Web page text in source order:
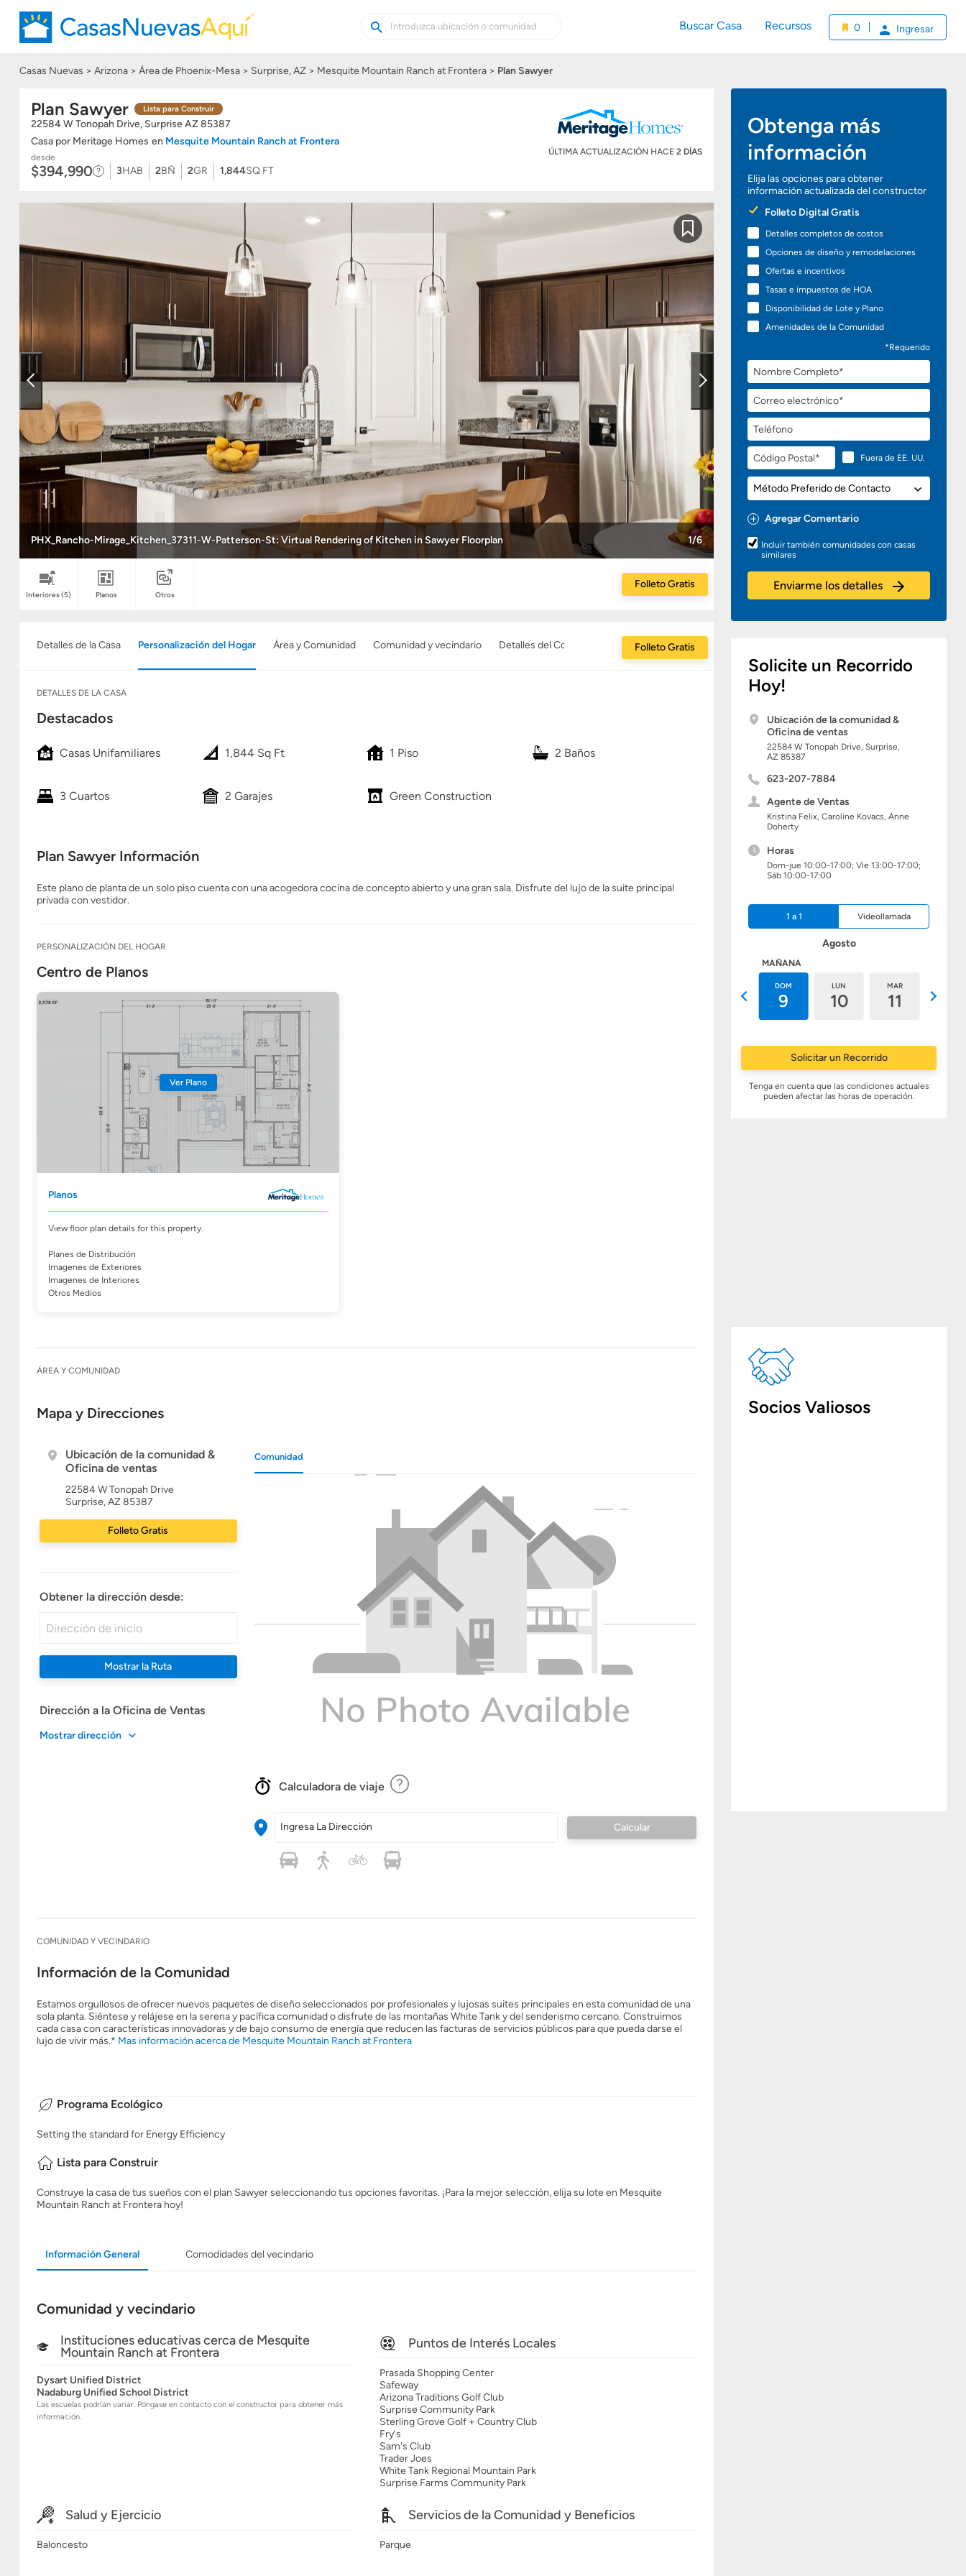
Buscar
casas
Buscar
Buscar Casa Recursos 0 Ingresar
Casas Nuevas Arizona Área de Phoenix-Mesa Surprise, AZ Mesquite Mountain Ranch at Frontera Plan Sawyer
Plan Sawyer Lista para Construir
22584 W Tonopah Drive, SurpriseAZ85387
Casa por Meritage Homes en Mesquite Mountain Ranch at Frontera
ÚLTIMA ACTUALIZACIÓN HACE 2 DÍAS
desde
$394,990 3HAB 2BÑ 2GR 1,844SQ FT
Obtenga más
información
Elija las opciones para obtener
información actualizada del constructor
Preferred
Options
Folleto Digital Gratis
Detalles completos de costos
Opciones de diseño y remodelaciones
Ofertas e incentivos
Tasas e impuestos de HOA
Disponibilidad de Lote y Plano
Amenidades de la Comunidad
*Requerido
Nombre
Completo
Correo
electrónico
Teléfono
Código
Postal
Fuera de EE. UU.
Método
Preferido
de
Contacto
Agregar Comentario
Preguntas
o
Comentarios
Incluir también comunidades con casas
similares
Enviarme los detalles
Solicite un Recorrido
Hoy!
Ubicación de la comunidad &
Oficina de ventas
22584 W Tonopah Drive, Surprise,
AZ 85387
623-207-7884
Agente de Ventas
Kristina Felix, Caroline Kovacs, Anne
Doherty
Horas
Dom-jue 10:00-17:00; Vie 13:00-17:00;
Sáb 10:00-17:00
1 a 1 Videollamada
Agosto
MAÑANA
DOM
9
LUN
10
MAR
11
Solicitar un Recorrido
Tenga en cuenta que las condiciones actuales
pueden afectar las horas de operación.
Socios Valiosos
Guardar
PHX_Rancho-Mirage_Kitchen_37311-W-Patterson-St: Virtual Rendering of Kitchen in Sawyer Floorplan 1/6
Interiores(5) Planos Otros
Folleto Gratis
Detalles de la Casa Personalización del Hogar Área y Comunidad Comunidad y vecindario Detalles del Constructor Folleto Gratis
DETALLES DE LA CASA
Destacados
Casas Unifamiliares 1,844 Sq Ft 1 Piso 2 Baños
3 Cuartos 2 Garajes Green Construction
Plan Sawyer Información
Este plano de planta de un solo piso cuenta con una acogedora cocina de concepto abierto y una gran sala. Disfrute del lujo de la suite principal
privada con vestidor.
PERSONALIZACIÓN DEL HOGAR
Centro de Planos
Ver Plano
Planos
View floor plan details for this property.
Planes de Distribución
Imagenes de Exteriores
Imagenes de Interiores
Otros Medios
ÁREA Y COMUNIDAD
Mapa y Direcciones
Ubicación de la comunidad &
Oficina de ventas
22584 W Tonopah Drive
Surprise, AZ 85387
Folleto Gratis
Obtener la dirección desde:
Mostrar la Ruta
Dirección a la Oficina de Ventas
Mostrar dirección
Comunidad
Calculadora de viaje
Ingresa La Dirección
COMUNIDAD Y VECINDARIO
Información de la Comunidad
Estamos orgullosos de ofrecer nuevos paquetes de diseño seleccionados por profesionales y lujosas suites principales en esta comunidad de una
sola planta. Siéntese y relájese en la serena y pacífica comunidad o disfrute de las montañas White Tank y del senderismo cercano. Construimos
cada casa con características innovadoras y de bajo consumo de energía que reducen las facturas de servicios públicos para que pueda darse el
lujo de vivir más.* Mas información acerca de Mesquite Mountain Ranch at Frontera
Programa Ecológico
Setting the standard for Energy Efficiency
Lista para Construir
Construye la casa de tus sueños con el plan Sawyer seleccionando tus opciones favoritas. ¡Para la mejor selección, elija su lote en Mesquite
Mountain Ranch at Frontera hoy!
Información General Comodidades del vecindario
Comunidad y vecindario
Instituciones educativas cerca de Mesquite
Mountain Ranch at Frontera
Dysart Unified District
Nadaburg Unified School District
Las escuelas podrían variar. Póngase en contacto con el constructor para obtener más
información.
Puntos de Interés Locales
Prasada Shopping Center
Safeway
Arizona Traditions Golf Club
Surprise Community Park
Sterling Grove Golf + Country Club
Fry's
Sam's Club
Trader Joes
White Tank Regional Mountain Park
Surprise Farms Community Park
Salud y Ejercicio
Baloncesto
Servicios de la Comunidad y Beneficios
Parque